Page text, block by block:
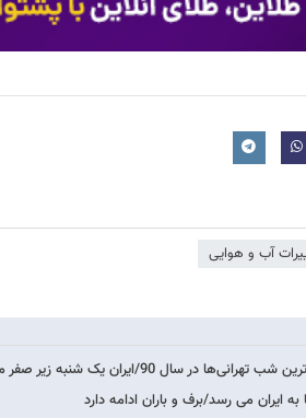
آب و هوایی
در سال 90/ایران یک شنبه زیر صفر می رود
به ایران می رسد/برف و باران ادامه دارد